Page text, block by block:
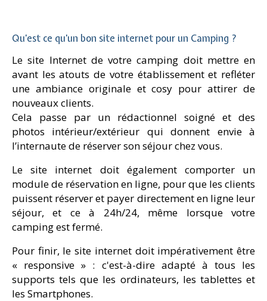
Qu’est ce qu’un bon site internet pour un Camping ?
Le site Internet de votre camping doit mettre en
avant les atouts de votre établissement et refléter
une ambiance originale et cosy pour attirer de
nouveaux clients.
Cela passe par un rédactionnel soigné et des
photos intérieur/extérieur qui donnent envie à
l’internaute de réserver son séjour chez vous.
Le site internet doit également comporter un
module de réservation en ligne, pour que les clients
puissent réserver et payer directement en ligne leur
séjour, et ce à 24h/24, même lorsque votre
camping est fermé.
Pour finir, le site internet doit impérativement être
« responsive » : c'est-à-dire adapté à tous les
supports tels que les ordinateurs, les tablettes et
les Smartphones.